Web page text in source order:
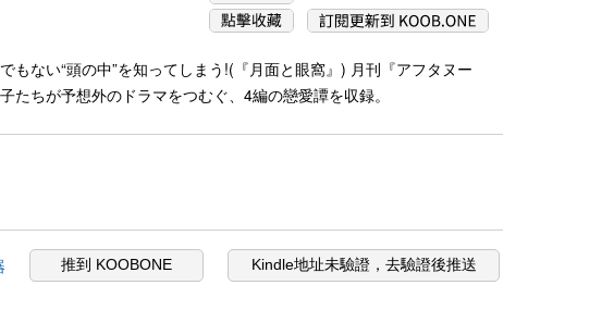
ない“頭の中”を知ってしまう!(『月面と眼窩』) 月刊『アフタヌー
ちが予想外のドラマをつむぐ、4編の戀愛譚を収録。
推到 KOOBONE Kindle地址未驗證，去驗證後推送